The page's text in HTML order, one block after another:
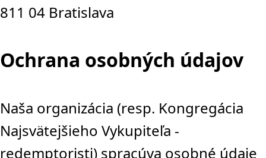
811 04 Bratislava
Ochrana osobných údajov
Naša organizácia (resp. Kongregácia
Najsvätejšieho Vykupiteľa -
redemptoristi) spracúva osobné údaje